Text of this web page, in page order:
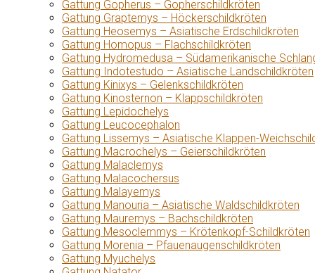
Gattung Gopherus – Gopherschildkröten
Gattung Graptemys – Höckerschildkröten
Gattung Heosemys – Asiatische Erdschildkröten
Gattung Homopus – Flachschildkröten
Gattung Hydromedusa – Südamerikanische
Gattung Indotestudo – Asiatische Landschildkröten
Gattung Kinixys – Gelenkschildkröten
Gattung Kinosternon – Klappschildkröten
Gattung Lepidochelys
Gattung Leucocephalon
Gattung Lissemys – Asiatische Klappen-
Gattung Macrochelys – Geierschildkröten
Gattung Malaclemys
Gattung Malacochersus
Gattung Malayemys
Gattung Manouria – Asiatische Waldschildkröten
Gattung Mauremys – Bachschildkröten
Gattung Mesoclemmys – Krötenkopf-Schildkröten
Gattung Morenia – Pfauenaugenschildkröten
Gattung Myuchelys